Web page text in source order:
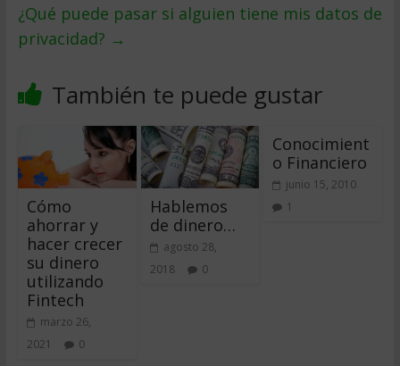
¿Qué puede pasar si alguien tiene mis datos de
privacidad? →
También te puede gustar
Cómo
ahorrar y
hacer crecer
su dinero
utilizando
Fintech
marzo 26,
2021
0
Hablemos
de dinero…
agosto 28,
2018
0
Conocimient
o Financiero
junio 15, 2010
1